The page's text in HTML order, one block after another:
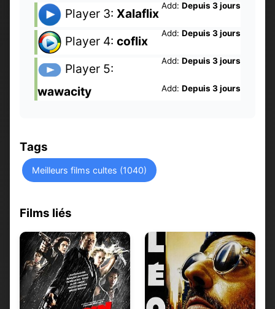
Add: Depuis 3 jours
Player 3: Xalaflix
Add: Depuis 3 jours
Player 4: coflix
Add: Depuis 3 jours
Player 5:
wawacity
Add: Depuis 3 jours
Tags
Meilleurs films cultes (1040)
Films liés